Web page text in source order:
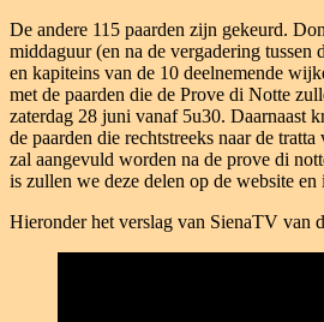
De andere 115 paarden zijn gekeurd.
middaguur (en na de vergadering tussen
en kapiteins van de 10 deelnemende
met de paarden die de Prove di Notte
zaterdag 28 juni vanaf 5u30. Daarnaast
de paarden die rechtstreeks naar de
zal aangevuld worden na de prove di
is zullen we deze delen op de website en
Hieronder het verslag van SienaTV van